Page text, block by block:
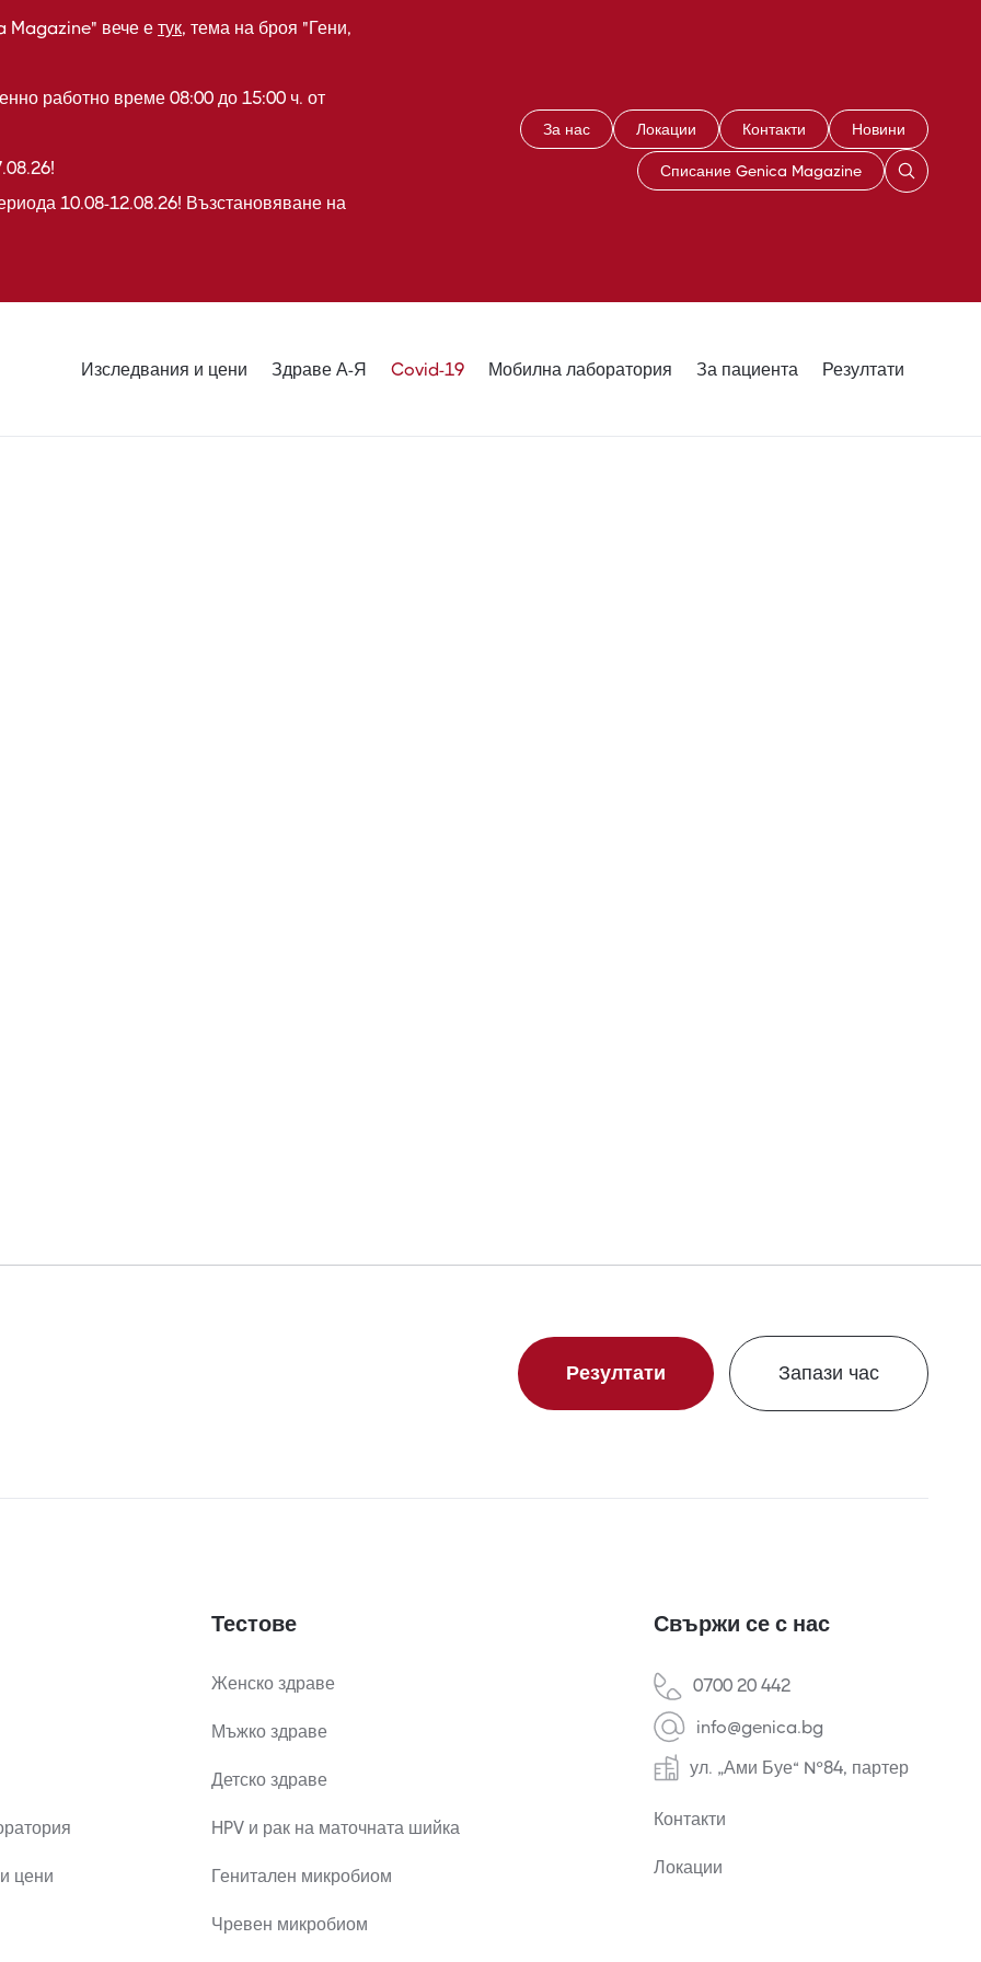
Magazine" вече е тук, тема на броя "Гени,
работно време 08:00 до 15:00 ч. от
10.08-12.08.26! Възстановяване на
За нас Локации Контакти Новини
Списание Genica Magazine
Изследвания и цени Здраве А-Я Covid-19 Мобилна лаборатория За пациента Резултати
Резултати Запази час
цени
Тестове
Женско здраве
Мъжко здраве
Детско здраве
HPV и рак на маточната шийка
Генитален микробиом
Чревен микробиом
Свържи се с нас
0700 20 442
info@genica.bg
ул. „Ами Буе“ №84, партер
Контакти
Локации